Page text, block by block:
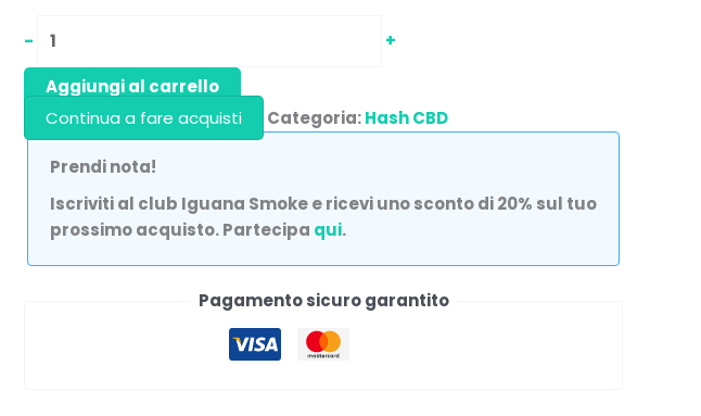
- +
Aggiungi al carrello
Continua a fare acquisti
Categoria:Hash CBD
Prendi nota!
Iscriviti al club Iguana Smoke e ricevi uno sconto di 20% sul tuo
prossimo acquisto. Partecipa qui.
Pagamento sicuro garantito